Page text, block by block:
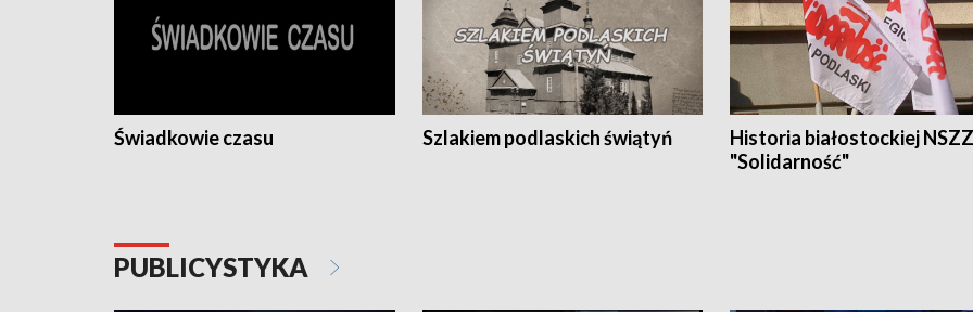
Świadkowie czasu Szlakiem podlaskich świątyń
Historia białostockiej NSZZ
"Solidarność"
PUBLICYSTYKA